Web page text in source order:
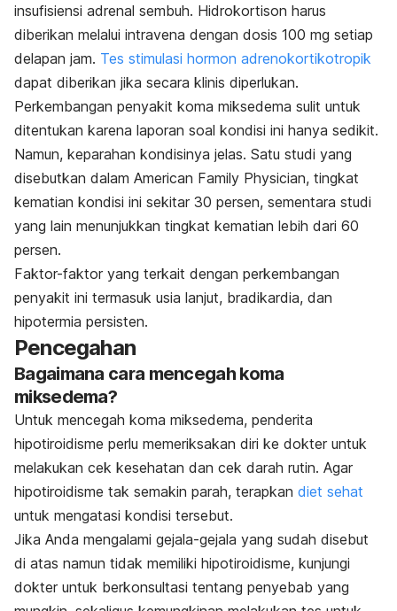
insufisiensi adrenal sembuh. Hidrokortison harus
diberikan melalui intravena dengan dosis 100 mg setiap
delapan jam. Tes stimulasi hormon adrenokortikotropik
dapat diberikan jika secara klinis diperlukan.
Perkembangan penyakit koma miksedema sulit untuk
ditentukan karena laporan soal kondisi ini hanya sedikit.
Namun, keparahan kondisinya jelas. Satu studi yang
disebutkan dalam American Family Physician, tingkat
kematian kondisi ini sekitar 30 persen, sementara studi
yang lain menunjukkan tingkat kematian lebih dari 60
persen.
Faktor-faktor yang terkait dengan perkembangan
penyakit ini termasuk usia lanjut, bradikardia, dan
hipotermia persisten.
Pencegahan
Bagaimana cara mencegah koma
miksedema?
Untuk mencegah koma miksedema, penderita
hipotiroidisme perlu memeriksakan diri ke dokter untuk
melakukan cek kesehatan dan cek darah rutin. Agar
hipotiroidisme tak semakin parah, terapkan diet sehat
untuk mengatasi kondisi tersebut.
Jika Anda mengalami gejala-gejala yang sudah disebut
di atas namun tidak memiliki hipotiroidisme, kunjungi
dokter untuk berkonsultasi tentang penyebab yang